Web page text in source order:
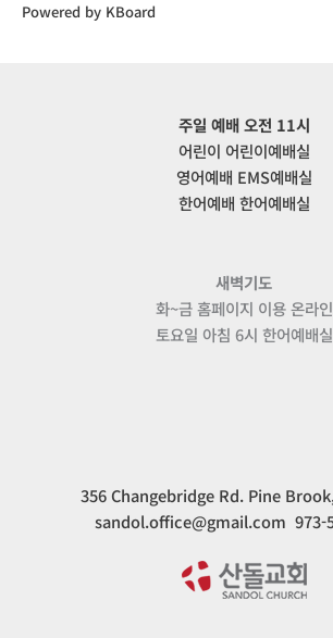
Powered by KBoard
주일 예배 오전 11시
어린이 어린이예배실
영어예배 EMS예배실
한어예배 한어예배실
새벽기도
화~금 홈페이지 이용 온라인
토요일 아침 6시 한어예배실
356 Changebridge Rd. Pine
sandol.office@gmail.com 973-